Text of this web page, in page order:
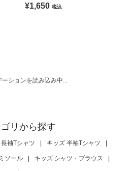
¥1,650 税込
ーションを読み込み中...
リから探す
袖Tシャツ キッズ 半袖Tシャツ
ソール キッズ シャツ・ブラウス